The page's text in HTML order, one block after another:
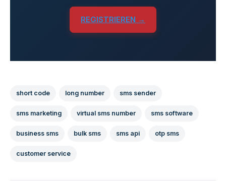
REGISTRIEREN →
short code long number sms sender
sms marketing virtual sms number sms software
business sms bulk sms sms api otp sms
customer service